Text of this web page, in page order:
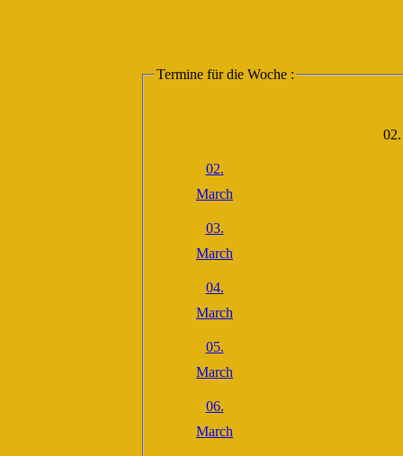
Termine für die Woche :
02.
March
03.
March
04.
March
05.
March
06.
March